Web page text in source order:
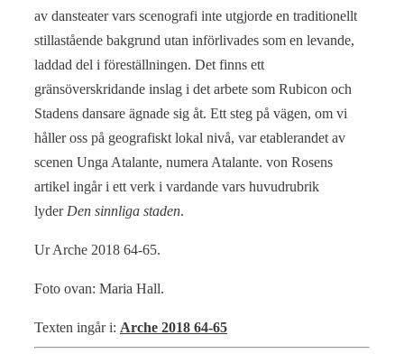
av dansteater vars scenografi inte utgjorde en traditionellt
stillastående bakgrund utan införlivades som en levande,
laddad del i föreställningen. Det finns ett
gränsöverskridande inslag i det arbete som Rubi­con och
Stadens dansare ägnade sig åt. Ett steg på vägen, om vi
håller oss på geografiskt lokal nivå, var etablerandet av
scenen Unga Atalante, numera Atalante. von Rosens
artikel ingår i ett verk i vardan­de vars huvudrubrik
lyder Den sinnliga staden.
Ur Arche 2018 64-65.
Foto ovan: Maria Hall.
Texten ingår i: Arche 2018 64-65